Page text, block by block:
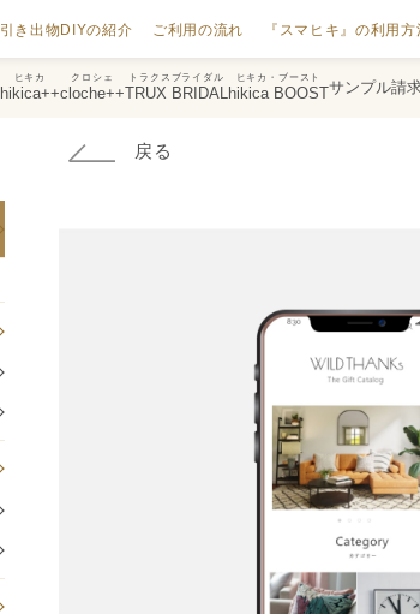
引き出物DIYの紹介 ご利用の流れ 『スマヒキ』の利用方
ヒキカ
hikica++
クロシェ
cloche++
トラクスブライダル
TRUX BRIDAL
ヒキカ・ブースト
hikica BOOSTサンプル請
戻る